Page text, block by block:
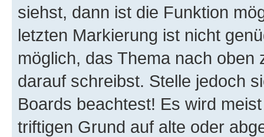
siehst, dann ist die Funktion
letzten Markierung ist nicht
möglich, das Thema nach oben
darauf schreibst. Stelle jedoch
Boards beachtest! Es wird
triftigen Grund auf alte oder